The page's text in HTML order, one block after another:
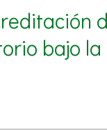
bajo la